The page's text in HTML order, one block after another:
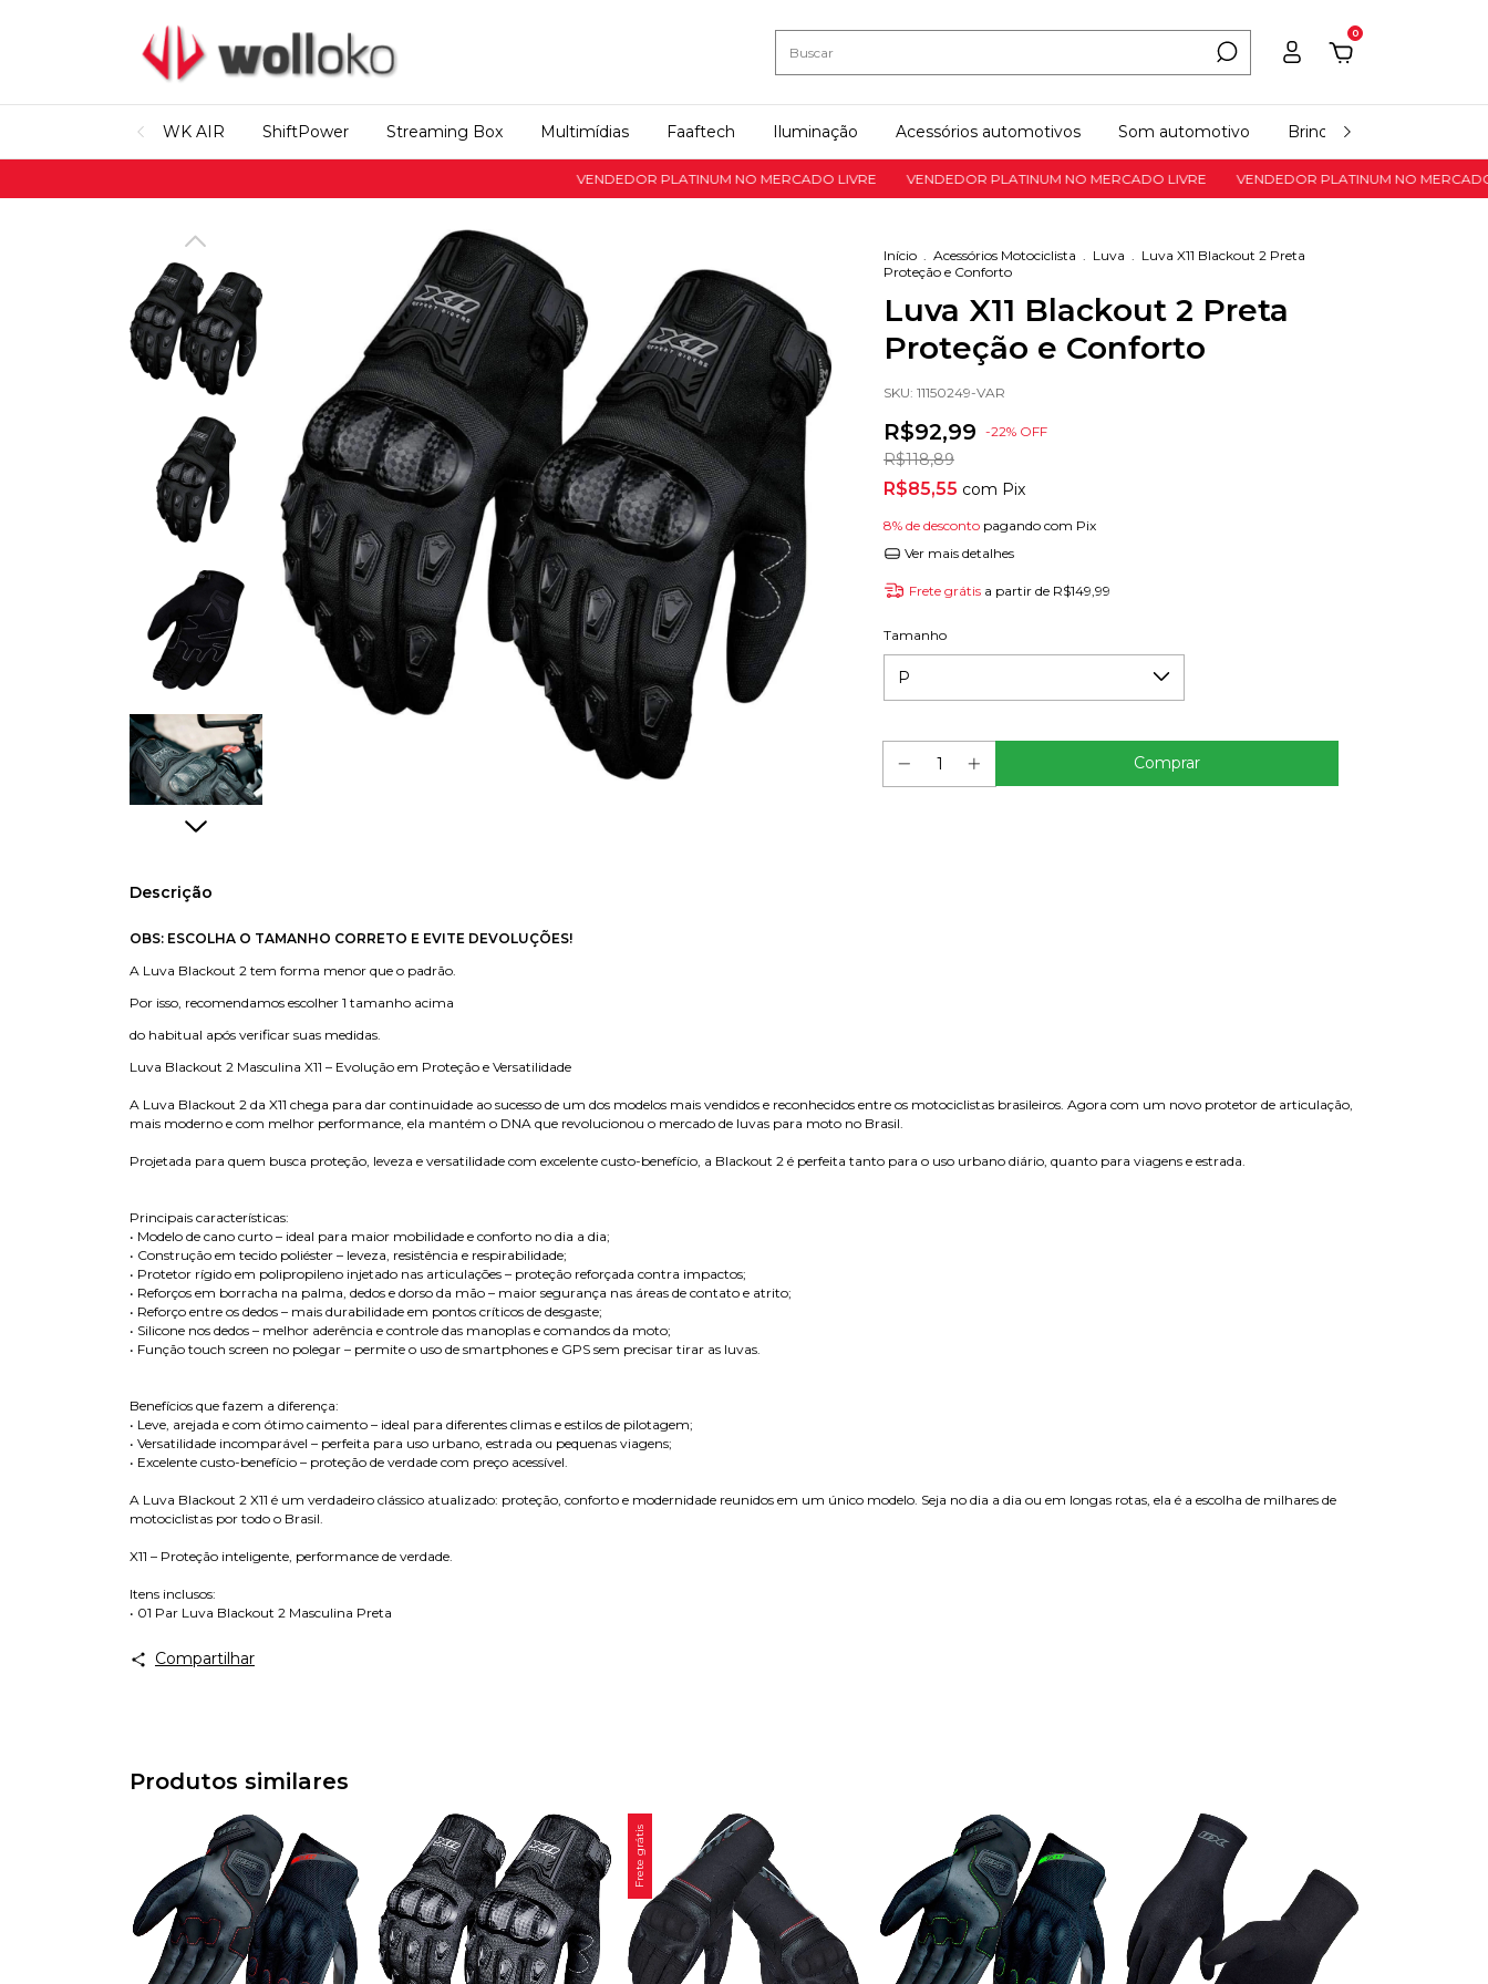
0
WK AIR ShiftPower Streaming Box Multimídias Faaftech Iluminação Acessórios automotivos Som automotivo Brinquedos
VENDEDOR PLATINUM NO MERCADO LIVRE VENDEDOR PLATINUM NO MERCADO LIVRE VENDEDOR PLATINUM NO MERCADO
Início . Acessórios Motociclista . Luva . Luva X11 Blackout 2 Preta
Proteção e Conforto
Luva X11 Blackout 2 Preta
Proteção e Conforto
SKU: 11150249-VAR
R$92,99 -22% OFF
R$118,89
R$85,55 com Pix
8% de desconto pagando com Pix
Ver mais detalhes
Frete grátis a partir de R$149,99
Tamanho
Descrição
OBS: ESCOLHA O TAMANHO CORRETO E EVITE DEVOLUÇÕES!
A Luva Blackout 2 tem forma menor que o padrão.
Por isso, recomendamos escolher 1 tamanho acima
do habitual após verificar suas medidas.
Luva Blackout 2 Masculina X11 – Evolução em Proteção e Versatilidade
A Luva Blackout 2 da X11 chega para dar continuidade ao sucesso de um dos modelos mais vendidos e reconhecidos entre os motociclistas brasileiros. Agora com um novo protetor de articulação,
mais moderno e com melhor performance, ela mantém o DNA que revolucionou o mercado de luvas para moto no Brasil.
Projetada para quem busca proteção, leveza e versatilidade com excelente custo-benefício, a Blackout 2 é perfeita tanto para o uso urbano diário, quanto para viagens e estrada.
Principais características:
• Modelo de cano curto – ideal para maior mobilidade e conforto no dia a dia;
• Construção em tecido poliéster – leveza, resistência e respirabilidade;
• Protetor rígido em polipropileno injetado nas articulações – proteção reforçada contra impactos;
• Reforços em borracha na palma, dedos e dorso da mão – maior segurança nas áreas de contato e atrito;
• Reforço entre os dedos – mais durabilidade em pontos críticos de desgaste;
• Silicone nos dedos – melhor aderência e controle das manoplas e comandos da moto;
• Função touch screen no polegar – permite o uso de smartphones e GPS sem precisar tirar as luvas.
Benefícios que fazem a diferença:
• Leve, arejada e com ótimo caimento – ideal para diferentes climas e estilos de pilotagem;
• Versatilidade incomparável – perfeita para uso urbano, estrada ou pequenas viagens;
• Excelente custo-benefício – proteção de verdade com preço acessível.
A Luva Blackout 2 X11 é um verdadeiro clássico atualizado: proteção, conforto e modernidade reunidos em um único modelo. Seja no dia a dia ou em longas rotas, ela é a escolha de milhares de
motociclistas por todo o Brasil.
X11 – Proteção inteligente, performance de verdade.
Itens inclusos:
• 01 Par Luva Blackout 2 Masculina Preta
Compartilhar
Produtos similares
Frete grátis